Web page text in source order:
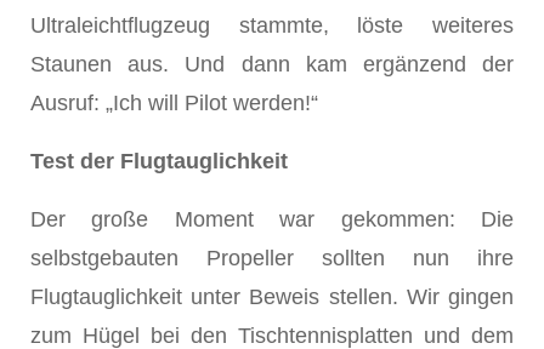
Ultraleichtflugzeug stammte, löste weiteres
Staunen aus. Und dann kam ergänzend der
Ausruf: „Ich will Pilot werden!“
Test der Flugtauglichkeit
Der große Moment war gekommen: Die
selbstgebauten Propeller sollten nun ihre
Flugtauglichkeit unter Beweis stellen. Wir gingen
zum Hügel bei den Tischtennisplatten und dem